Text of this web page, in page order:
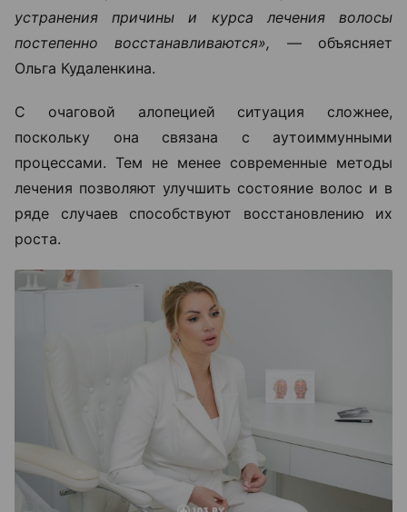
устранения причины и курса лечения волосы
постепенно восстанавливаются», —объясняет
Ольга Кудаленкина.
С очаговой алопецией ситуация сложнее,
поскольку она связана с аутоиммунными
процессами. Тем не менее современные методы
лечения позволяют улучшить состояние волос и в
ряде случаев способствуют восстановлению их
роста.